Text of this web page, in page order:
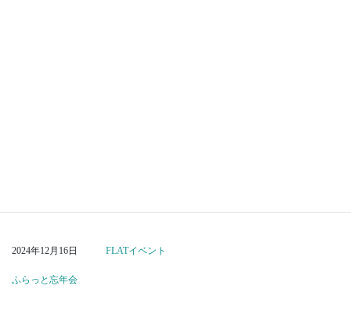
2024年12月16日 FLATイベント
ふらっと忘年会